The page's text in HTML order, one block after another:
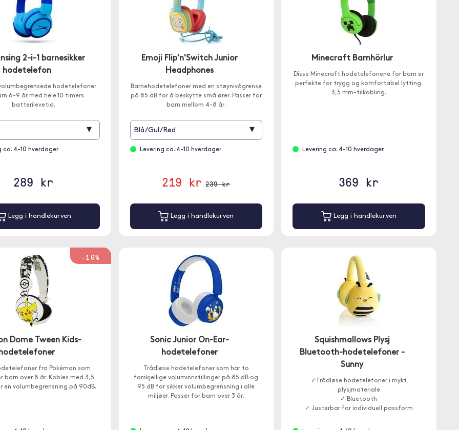
2-i-1 barnesikker
hodetelefon
hodetelefoner
6-9 år med hele 10 timers
batterilevetid.
▾
ca. 4-10 hverdager
289 kr
Legg i handlekurven
Emoji Flip'n'Switch Junior
Headphones
Barnehodetelefoner med en støynivågrense
på 85 dB for å beskytte små ører. Passer for
barn mellom 4-8 år.
Blå/Gul/Rød ▾
Levering ca. 4-10 hverdager
219 kr 239 kr
Legg i handlekurven
Minecraft Barnhörlur
Disse Minecraft hodetelefonene for barn er
perfekte for trygg og komfortabel lytting.
3,5 mm-tilkobling.
Levering ca. 4-10 hverdager
369 kr
Legg i handlekurven
-16%
Dome Tween Kids-
fra Pokémon som
barn over 8 år. Kobles med 3,5
en volumbegrensning på 90dB.
Sonic Junior On-Ear-
hodetelefoner
Trådløse hodetelefoner som har to
forskjellige voluminnstillinger på 85 dB og
95 dB for sikker volumbegrensning i alle
miljøer. Passer for barn over 3 år.
Squishmallows Plysj
Bluetooth-hodetelefoner -
Sunny
✓Trådløse hodetelefoner i mykt
plysjmateriale
✓ Bluetooth
✓ Justerbar for individuell passform